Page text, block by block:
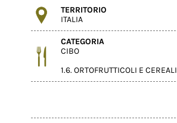
TERRITORIO
ITALIA
CATEGORIA
CIBO
1.6. ORTOFRUTTICOLI E CEREALI